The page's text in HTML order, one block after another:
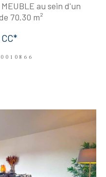
au sein d'un
70.30 m²
CC*